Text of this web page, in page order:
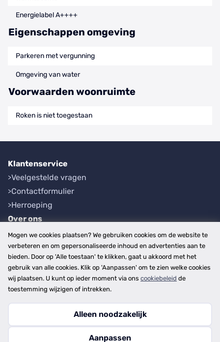
Energielabel A++++
Eigenschappen omgeving
Parkeren met vergunning
Omgeving van water
Voorwaarden woonruimte
Roken is niet toegestaan
Klantenservice
Veelgestelde vragen
Contactformulier
Herroeping
Over ons
Bedrijfsgegevens
Werkwijze
Overzichten
Plaatsen
Provincies
Copyright © 2026
Mogen we cookies plaatsen? We gebruiken cookies om de website te
verbeteren en om gepersonaliseerde inhoud en advertenties aan te
bieden. Door op 'Alle toestaan' te klikken, gaat u akkoord met het
gebruik van alle cookies. Klik op 'Aanpassen' om te zien welke cookies
wij plaatsen. U kunt op ieder moment via ons cookiebeleid de
toestemming wijzigen of intrekken.
Alleen noodzakelijk
Aanpassen